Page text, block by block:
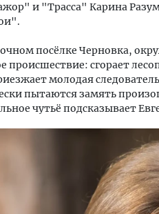
и "Трасса" Карина
посёлке Черновка,
происшествие: сгорает
молодая
пытаются замять
чутьё подсказывает